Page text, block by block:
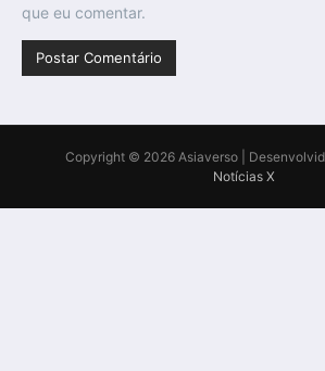
que eu comentar.
Copyright © 2026 Asiaverso |
Notícias X